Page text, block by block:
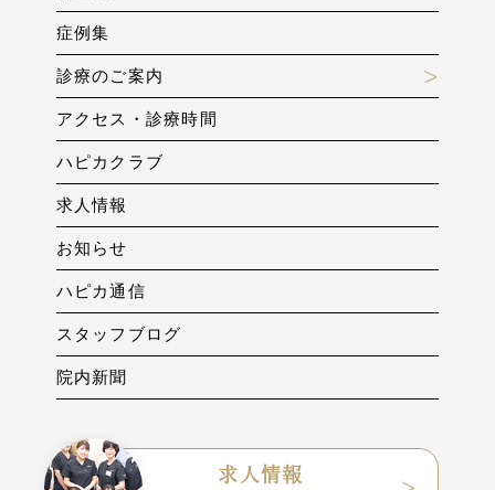
症例集
診療のご案内
アクセス・診療時間
ハピカクラブ
求人情報
お知らせ
ハピカ通信
スタッフブログ
院内新聞
求人情報